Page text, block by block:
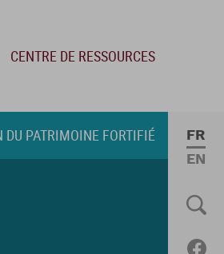
CENTRE DE RESSOURCES
Social
DU PATRIMOINE FORTIFIÉ